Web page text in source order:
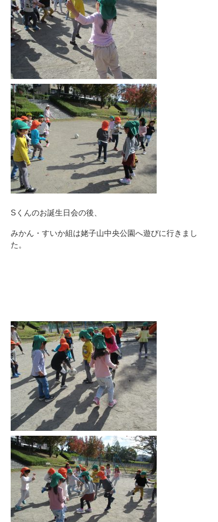
Sくんのお誕生日会の後、
みかん・すいか組は姥子山中央公園へ遊びに行きまし
た。